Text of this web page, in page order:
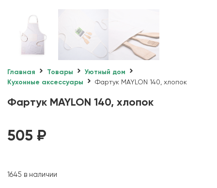
Главная Товары
Уютный дом
Кухонные аксессуары
Фартук MAYLON 140, хлопок
Фартук MAYLON 140, хлопок
505 ₽
1645 в наличии